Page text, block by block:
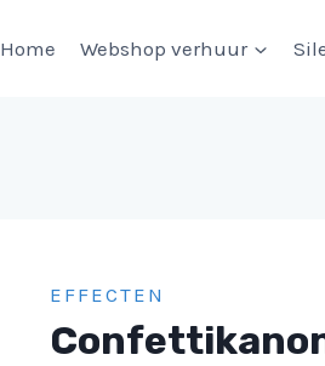
Home Webshop verhuur
EFFECTEN